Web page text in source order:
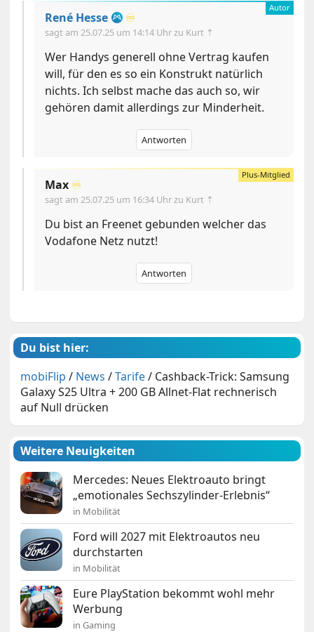
René Hesse ♾️
sagt am 25.07.25 um 14:14 Uhr zu Kurt ⇡
Wer Handys generell ohne Vertrag kaufen
will, für den es so ein Konstrukt natürlich
nichts. Ich selbst mache das auch so, wir
gehören damit allerdings zur Minderheit.
Antworten
Max ♾️
sagt am 25.07.25 um 16:34 Uhr zu Kurt ⇡
Du bist an Freenet gebunden welcher das
Vodafone Netz nutzt!
Antworten
Du bist hier:
mobiFlip / News /Tarife/ Cashback-Trick: Samsung
Galaxy S25 Ultra + 200 GB Allnet-Flat rechnerisch
auf Null drücken
Weitere Neuigkeiten
Mercedes: Neues Elektroauto bringt
„emotionales Sechszylinder-Erlebnis“
in Mobilität
Ford will 2027 mit Elektroautos neu
durchstarten
in Mobilität
Eure PlayStation bekommt wohl mehr
Werbung
in Gaming